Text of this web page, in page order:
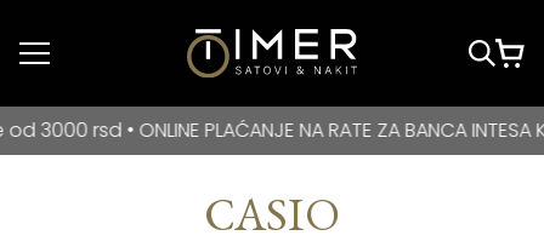
Idi do glavnog
BESPLATNA DOSTAVA za kupovine veće od 3000 rsd •
• ONLINE PLAĆANJE NA RATE ZA BANCA INTESA
CASIO